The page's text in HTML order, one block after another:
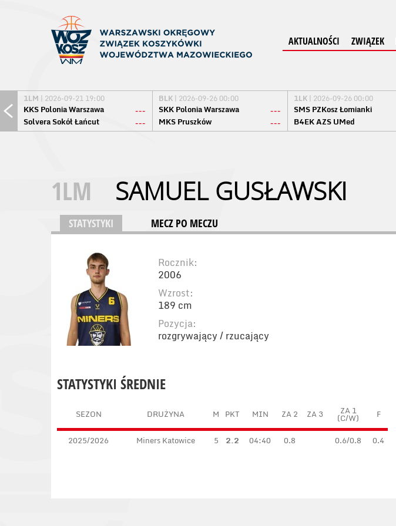
AKTUALNOŚCI ZWIĄZEK
1LM | 2026-09-21 19:00
KKS Polonia Warszawa
---
Solvera Sokół Łańcut
---
BLK | 2026-09-26 00:00
SKK Polonia Warszawa
---
MKS Pruszków
---
1LK | 2026-09-26 00:00
SMS PZKosz Łomianki
B4EK AZS UMed
1LM SAMUEL GUSŁAWSKI
STATYSTYKI MECZ PO MECZU
Rocznik:
2006
Wzrost:
189 cm
Pozycja:
rozgrywający / rzucający
STATYSTYKI ŚREDNIE
SEZON DRUŻYNA M PKT MIN ZA 2 ZA 3 ZA 1
(C/W) F
2025/2026 Miners Katowice 5 2.2 04:40 0.8 0.6/0.8 0.4